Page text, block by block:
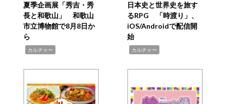
夏季企画展「秀吉・秀
長と和歌山」 和歌山
市立博物館で8月8日か
ら
カルチャー
日本史と世界史を旅す
るRPG 「時渡り」、
iOS/Androidで配信開
始
カルチャー